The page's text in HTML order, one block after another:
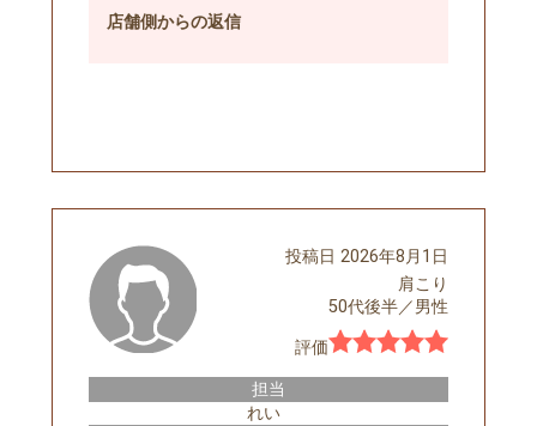
店舗側からの返信
肩こり
50代後半／男性
投稿日2026年8月1日
評価
担当
れい